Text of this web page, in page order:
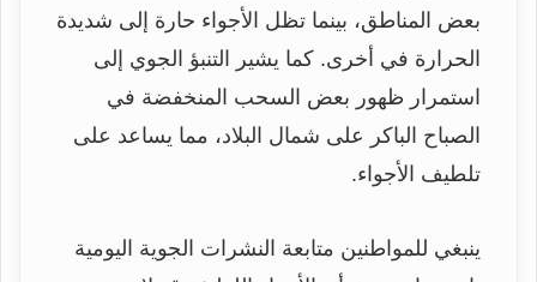
بعض المناطق، بينما تظل الأجواء حارة إلى شديدة
الحرارة في أخرى. كما يشير التنبؤ الجوي إلى
استمرار ظهور بعض السحب المنخفضة في
الصباح الباكر على شمال البلاد، مما يساعد على
تلطيف الأجواء.
ينبغي للمواطنين متابعة النشرات الجوية اليومية